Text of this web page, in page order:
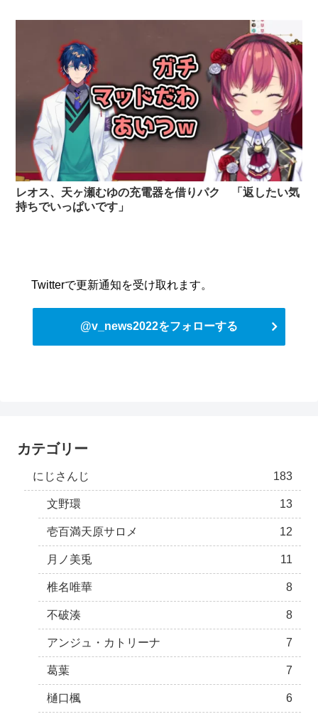
レオス、天ヶ瀬むゆの充電器を借りパク 「返したい気
持ちでいっぱいです」
Twitterで更新通知を受け取れます。
@v_news2022をフォローする
カテゴリー
にじさんじ 183
文野環 13
壱百満天原サロメ 12
月ノ美兎 11
椎名唯華 8
不破湊 8
アンジュ・カトリーナ 7
葛葉 7
樋口楓 6